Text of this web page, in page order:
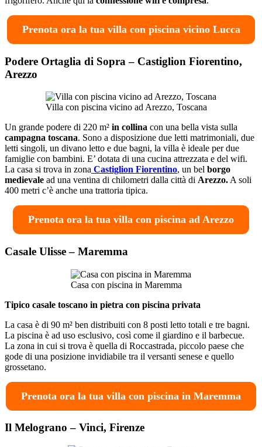
Prenota ora la tua villa con piscina vicino Lucca
Podere Ortaglia di Sopra – Castiglion Fiorentino,
Arezzo
Villa con piscina vicino ad Arezzo, Toscana
Un grande podere di 220 m² in collina con una bella vista sulla
campagna toscana. Sono a disposizione due letti matrimoniali, due
letti singoli, un divano letto e due bagni, la villa è ideale per due
famiglie con bambini. E’ dotata di una cucina attrezzata e del wifi.
La casa si trova in zona Castiglion Fiorentino, un bel borgo
medievale ad una ventina di chilometri dalla città di Arezzo. A soli
400 metri c’è anche una trattoria tipica.
Prenota ora la tua villa con piscina ad Arezzo
Casale Ulisse – Maremma
Casa con piscina in Maremma
Tipico casale toscano in pietra con piscina privata
La casa è di 90 m² ben distribuiti con 8 posti letto totali e tre bagni.
La piscina è ad uso esclusivo, così come il giardino e il barbecue.
La zona in cui si trova è quella di Roccastrada, piccolo paese che
gode di una posizione invidiabile tra il versanti senese e quello
grossetano.
Prenota ora la tua villa con piscina in Maremma
Il Melograno – Vinci, Firenze